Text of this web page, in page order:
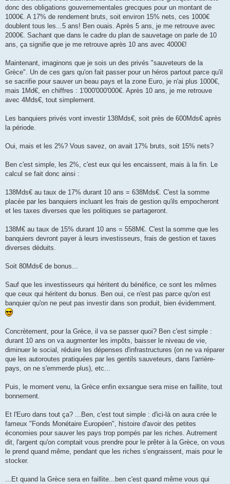
donc des obligations gouvernementales grecques pour un montant de
1000€. A 17% de rendement bruts, soit environ 15% nets, ces 1000€
doublent tous les...5 ans! Ben ouais. Après 5 ans, je me retrouve avec
2000€. Sachant que dans le cadre du plan de sauvetage on parle de 10
ans, ça signifie que je me retrouve après 10 ans avec 4000€!
Maintenant, imaginons que je sois un des privés "sauveteurs de la
Grèce". Un de ces gars qu'on fait passer pour un héros partout parce qu'il
se sacrifie pour sauver un beau pays et la zone Euro, je n'ai plus 1000€,
mais 1Md€, en chiffres : 1'000'000'000€. Après 10 ans, je me retrouve
avec 4Mds€, tout simplement.
Les banquiers privés vont investir 138Mds€, soit près de 600Mds€ après
la période.
Oui, mais et les 2%? Vous savez, on avait 17% bruts, soit 15% nets?
Ben c'est simple, les 2%, c'est eux qui les encaissent, mais à la fin. Le
calcul se fait donc ainsi :
138Mds€ au taux de 17% durant 10 ans = 638Mds€. C'est la somme
placée par les banquiers incluant les frais de gestion qu'ils empocheront
et les taxes diverses que les politiques se partageront.
138M€ au taux de 15% durant 10 ans = 558M€. C'est la somme que les
banquiers devront payer à leurs investisseurs, frais de gestion et taxes
diverses déduits.
Soit 80Mds€ de bonus...
Sauf que les investisseurs qui héritent du bénéfice, ce sont les mêmes
que ceux qui héritent du bonus. Ben oui, ce n'est pas parce qu'on est
banquier qu'on ne peut pas investir dans son produit, bien évidemment.
Concrètement, pour la Grèce, il va se passer quoi? Ben c'est simple :
durant 10 ans on va augmenter les impôts, baisser le niveau de vie,
diminuer le social, réduire les dépenses d'infrastructures (on ne va réparer
que les autoroutes pratiquées par les gentils sauveteurs, dans l'arrière-
pays, on ne s'emmerde plus), etc...
Puis, le moment venu, la Grèce enfin exsangue sera mise en faillite, tout
bonnement.
Et l'Euro dans tout ça? ...Ben, c'est tout simple : d'ici-là on aura crée le
fameux "Fonds Monétaire Européen", histoire d'avoir des petites
économies pour sauver les pays trop pompés par les riches. Autrement
dit, l'argent qu'on comptait vous prendre pour le prêter à la Grèce, on vous
le prend quand même, pendant que les riches s'engraissent, mais pour le
stocker.
...Et quand la Grèce sera en faillite...ben c'est quand même vous qui